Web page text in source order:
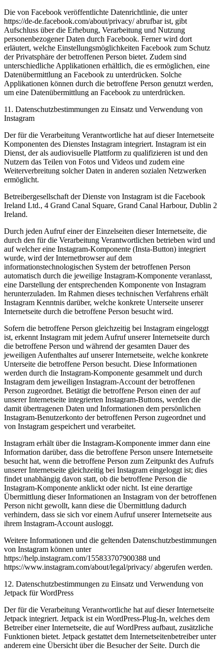
Die von Facebook veröffentlichte Datenrichtlinie, die unter
https://de-de.facebook.com/about/privacy/ abrufbar ist, gibt
Aufschluss über die Erhebung, Verarbeitung und Nutzung
personenbezogener Daten durch Facebook. Ferner wird dort
erläutert, welche Einstellungsmöglichkeiten Facebook zum Schutz
der Privatsphäre der betroffenen Person bietet. Zudem sind
unterschiedliche Applikationen erhältlich, die es ermöglichen, eine
Datenübermittlung an Facebook zu unterdrücken. Solche
Applikationen können durch die betroffene Person genutzt werden,
um eine Datenübermittlung an Facebook zu unterdrücken.
11. Datenschutzbestimmungen zu Einsatz und Verwendung von
Instagram
Der für die Verarbeitung Verantwortliche hat auf dieser Internetseite
Komponenten des Dienstes Instagram integriert. Instagram ist ein
Dienst, der als audiovisuelle Plattform zu qualifizieren ist und den
Nutzern das Teilen von Fotos und Videos und zudem eine
Weiterverbreitung solcher Daten in anderen sozialen Netzwerken
ermöglicht.
Betreibergesellschaft der Dienste von Instagram ist die Facebook
Ireland Ltd., 4 Grand Canal Square, Grand Canal Harbour, Dublin 2
Ireland.
Durch jeden Aufruf einer der Einzelseiten dieser Internetseite, die
durch den für die Verarbeitung Verantwortlichen betrieben wird und
auf welcher eine Instagram-Komponente (Insta-Button) integriert
wurde, wird der Internetbrowser auf dem
informationstechnologischen System der betroffenen Person
automatisch durch die jeweilige Instagram-Komponente veranlasst,
eine Darstellung der entsprechenden Komponente von Instagram
herunterzuladen. Im Rahmen dieses technischen Verfahrens erhält
Instagram Kenntnis darüber, welche konkrete Unterseite unserer
Internetseite durch die betroffene Person besucht wird.
Sofern die betroffene Person gleichzeitig bei Instagram eingeloggt
ist, erkennt Instagram mit jedem Aufruf unserer Internetseite durch
die betroffene Person und während der gesamten Dauer des
jeweiligen Aufenthaltes auf unserer Internetseite, welche konkrete
Unterseite die betroffene Person besucht. Diese Informationen
werden durch die Instagram-Komponente gesammelt und durch
Instagram dem jeweiligen Instagram-Account der betroffenen
Person zugeordnet. Betätigt die betroffene Person einen der auf
unserer Internetseite integrierten Instagram-Buttons, werden die
damit übertragenen Daten und Informationen dem persönlichen
Instagram-Benutzerkonto der betroffenen Person zugeordnet und
von Instagram gespeichert und verarbeitet.
Instagram erhält über die Instagram-Komponente immer dann eine
Information darüber, dass die betroffene Person unsere Internetseite
besucht hat, wenn die betroffene Person zum Zeitpunkt des Aufrufs
unserer Internetseite gleichzeitig bei Instagram eingeloggt ist; dies
findet unabhängig davon statt, ob die betroffene Person die
Instagram-Komponente anklickt oder nicht. Ist eine derartige
Übermittlung dieser Informationen an Instagram von der betroffenen
Person nicht gewollt, kann diese die Übermittlung dadurch
verhindern, dass sie sich vor einem Aufruf unserer Internetseite aus
ihrem Instagram-Account ausloggt.
Weitere Informationen und die geltenden Datenschutzbestimmungen
von Instagram können unter
https://help.instagram.com/155833707900388 und
https://www.instagram.com/about/legal/privacy/ abgerufen werden.
12. Datenschutzbestimmungen zu Einsatz und Verwendung von
Jetpack für WordPress
Der für die Verarbeitung Verantwortliche hat auf dieser Internetseite
Jetpack integriert. Jetpack ist ein WordPress-Plug-In, welches dem
Betreiber einer Internetseite, die auf WordPress aufbaut, zusätzliche
Funktionen bietet. Jetpack gestattet dem Internetseitenbetreiber unter
anderem eine Übersicht über die Besucher der Seite. Durch die